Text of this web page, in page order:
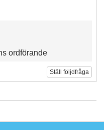
ordförande
Ställ följdfråga